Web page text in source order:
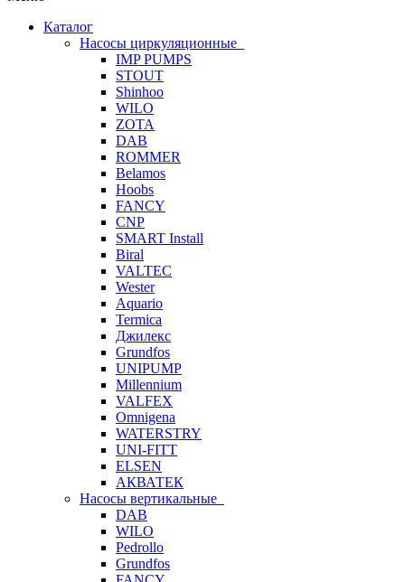
Каталог
Насосы циркуляционные
IMP PUMPS
STOUT
Shinhoo
WILO
ZOTA
DAB
ROMMER
Belamos
Hoobs
FANCY
CNP
SMART Install
Biral
VALTEC
Wester
Aquario
Termica
Джилекс
Grundfos
UNIPUMP
Millennium
VALFEX
Omnigena
WATERSTRY
UNI-FITT
ELSEN
АКВАТЕК
Насосы вертикальные
DAB
WILO
Pedrollo
Grundfos